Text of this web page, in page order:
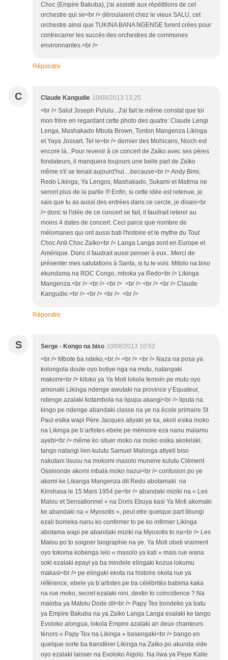
Choc (Empire Bakuba), j'ai assisté aux répétitions de cet
orchestre qui se<br /> déroulaient chez le vieux SALU, cet
orchestre ainsi que TUKINA BANA NGENGE furent crées pour
contrecarrer les succès des orchestres de communes
environnantes.<br />
Répondre
C Claude Kangudie 10/08/2013 13:25
<br /> Salut Joseph Pululu...J'ai fait le même constat que toi
mon frère en regardant cette photo des quatre: Claude Lengi
Lenga, Mashakado Mbuta Brown, Tonton Mangenza Likinga
et Yaya Jossart. Tel le<br /> dernier des Mohicans, Nioch est
encore là...Pour revenir à ce concert de Zaïko avec ses pères
fondateurs, il manquera toujours une belle part de Zaïko
même s'il se tenait aujourd'hui....because<br /> Andy Bimi,
Redo Likinga, Ya Lengos, Mashakado, Sukami et Matima ne
seront plus de la partie !!! Enfin, si cette idée est retenue, je
sais que tu as aussi des entrées dans ce cercle, je disais<br
/> donc si l'idée de ce concert se fait, il faudrait retenir au
moins 4 dates de concert. Ceci parce que nombre de
mélomanes qui ont aussi bati l'histoire et le mythe du Tout
Choc Anti Choc Zaïko<br /> Langa Langa sont en Europe et
Amérique. Donc il faudrait aussi penser à eux...Merci de
présenter mes salutations à Santa, si tu le vois. Mitolo na biso
ekundama na RDC Congo, mboka ya Redo<br /> Likinga
Mangenza.<br /> <br /> <br /> <br /> <br /> <br /> Claude
Kangudie.<br /> <br /> <br /> <br />
Répondre
S Serge - Kongo na biso 10/08/2013 10:52
<br /> Mbote ba ndeko,<br /> <br /> <br /> Naza na posa ya
kolongola doute oyo botiye nga na mutu, natangaki
makomi<br /> kitoko ya Ya Moti lokola temoin pe mutu oyo
amonaki Likinga ndenge awutaki na province y’Equateur,
ndenge azalaki kotambola na lipupa akangi<br /> liputa na
kingo pe ndenge abandaki classe na ye na école primaire St
Paul esika wapi Père Jacques atiyaki ye ka, akoli esika moko
na Likinga pe b’artistes ebele pe mémoire eza nanu malamu
ayebi<br /> même ko situer moko na moko esika akolelaki,
tango natangi lien kulutu Samuel Malonga atiyeli biso
nakutani lisusu na mokomi masolo munene kulutu Clément
Ossinonde akomi mbala moko nazui<br /> confusion po ye
akomi ke Likanga Mangenza dit Redo abotamaki na
Kinshasa le 15 Mars 1954 pe<br /> abandaki miziki na « Les
Malou et Sensationnel » na Doris Ebuya kasi Ya Moti akomaki
ke abandaki na « Myosotis », peut etre quelque part libungi
ezali bomeka nanu ko confirmer to pe ko infirmer Likinga
abotama wapi pe abandaki miziki na Myosotis to na<br /> Les
Malou po to soigner biographie na ye. Ya Moti obeti vraiment
oyo tokoma kobenga lelo « masolo ya kati » mais rue wana
soki ezalaki epayi ya ba mindele elingaki kozua lokumu
makasi<br /> pe elingaki ekota na histoire okola rue ya
référence, ebele ya b’artistes pe ba célébrités babima kaka
na rue moko, secret ezalaki nini, destin to coïncidence ? Na
maloba ya Matolu Dode dit<br /> Papy Tex bondeko ya batu
ya Empire Bakuba na ya Zaïko Langa Langa esalaki ke tango
Evoloko alongua, lokola Empire azalaki an deux chanteurs
ténors « Papy Tex na Likinga » basengaki<br /> bango en
quelque sorte ba transférer Likinga na Zaïko po akunda vide
oyo ezalaki laisser na Evoloko Aïgolo. Na liwa ya Pepe Kalle